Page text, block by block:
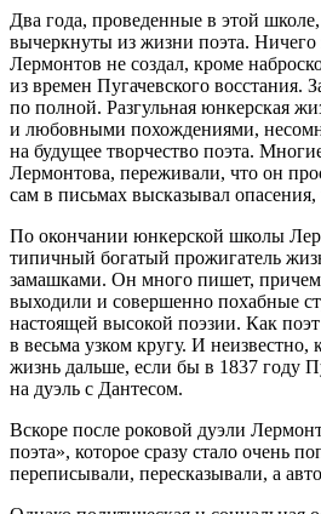
Два года, проведенные в этой
вычеркнуты из жизни поэта. Ничего
Лермонтов не создал, кроме
из времен Пугачевского восстания.
по полной. Разгульная юнкерская
и любовными похождениями,
на будущее творчество поэта.
Лермонтова, переживали, что он
сам в письмах высказывал опасения,
По окончании юнкерской школы
типичный богатый прожигатель
замашками. Он много пишет, причем
выходили и совершенно похабные
настоящей высокой поэзии. Как
в весьма узком кругу. И неизвестно,
жизнь дальше, если бы в 1837 году
на дуэль с Дантесом.
Вскоре после роковой дуэли
поэта», которое сразу стало очень
переписывали, пересказывали, а